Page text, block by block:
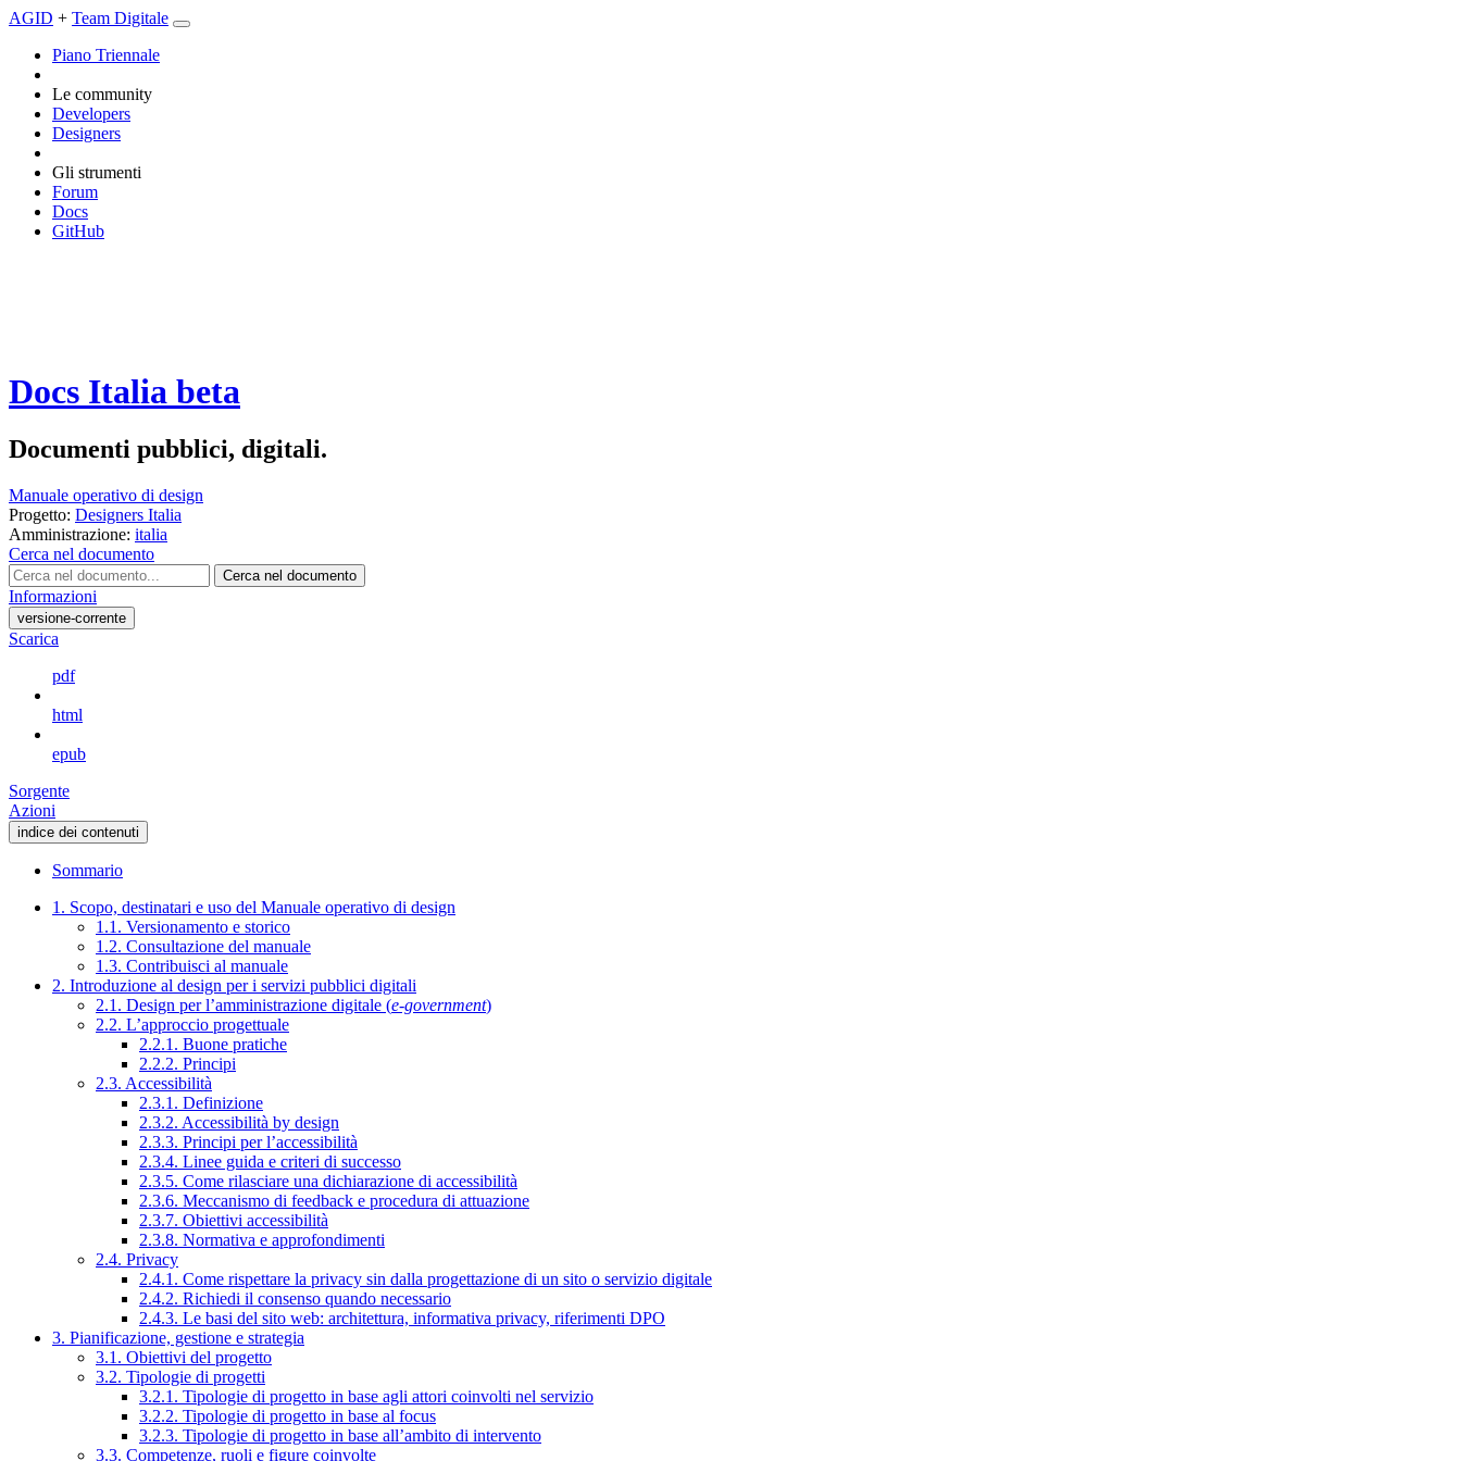
AGID + Team Digitale
Piano Triennale
Le community
Developers
Designers
Gli strumenti
Forum
Docs
GitHub
Docs Italia beta
Documenti pubblici, digitali.
Manuale operativo di design
Progetto: Designers Italia
Amministrazione: italia
Cerca nel documento
Cerca nel documento
Informazioni
versione-corrente
Scarica
pdf
html
epub
Sorgente
Azioni
indice dei contenuti
Sommario
1. Scopo, destinatari e uso del Manuale operativo di design
1.1. Versionamento e storico
1.2. Consultazione del manuale
1.3. Contribuisci al manuale
2. Introduzione al design per i servizi pubblici digitali
2.1. Design per l’amministrazione digitale (e-government)
2.2. L’approccio progettuale
2.2.1. Buone pratiche
2.2.2. Principi
2.3. Accessibilità
2.3.1. Definizione
2.3.2. Accessibilità by design
2.3.3. Principi per l’accessibilità
2.3.4. Linee guida e criteri di successo
2.3.5. Come rilasciare una dichiarazione di accessibilità
2.3.6. Meccanismo di feedback e procedura di attuazione
2.3.7. Obiettivi accessibilità
2.3.8. Normativa e approfondimenti
2.4. Privacy
2.4.1. Come rispettare la privacy sin dalla progettazione di un sito o servizio digitale
2.4.2. Richiedi il consenso quando necessario
2.4.3. Le basi del sito web: architettura, informativa privacy, riferimenti DPO
3. Pianificazione, gestione e strategia
3.1. Obiettivi del progetto
3.2. Tipologie di progetti
3.2.1. Tipologie di progetto in base agli attori coinvolti nel servizio
3.2.2. Tipologie di progetto in base al focus
3.2.3. Tipologie di progetto in base all’ambito di intervento
3.3. Competenze, ruoli e figure coinvolte